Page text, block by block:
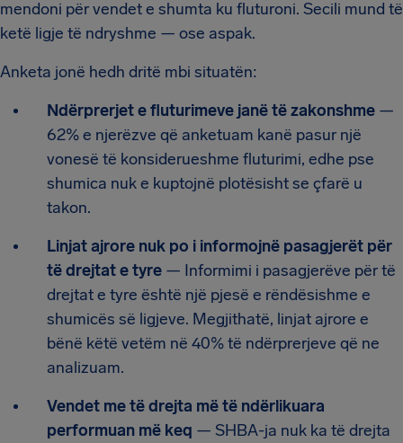
mendoni për vendet e shumta ku fluturoni. Secili mund të
ketë ligje të ndryshme — ose aspak.
Anketa jonë hedh dritë mbi situatën:
Ndërprerjet e fluturimeve janë të zakonshme —
62% e njerëzve që anketuam kanë pasur një
vonesë të konsiderueshme fluturimi, edhe pse
shumica nuk e kuptojnë plotësisht se çfarë u
takon.
Linjat ajrore nuk po i informojnë pasagjerët për
të drejtat e tyre — Informimi i pasagjerëve për të
drejtat e tyre është një pjesë e rëndësishme e
shumicës së ligjeve. Megjithatë, linjat ajrore e
bënë këtë vetëm në 40% të ndërprerjeve që ne
analizuam.
Vendet me të drejta më të ndërlikuara
performuan më keq — SHBA-ja nuk ka të drejta